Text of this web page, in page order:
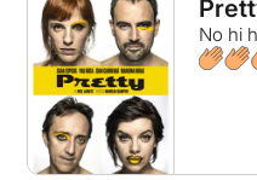
No hi